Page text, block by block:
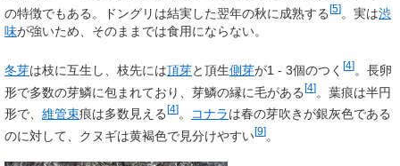
の特徴でもある。ドングリは結実した翌年の秋に成熟する[5]。実は渋
味が強いため、そのままでは食用にならない。
冬芽は枝に互生し、枝先には頂芽と頂生側芽が1 - 3個のつく [4]。長卵
形で多数の芽鱗に包まれており、芽鱗の縁に毛がある[4]。葉痕は半円
形で、 維管束痕は多数見える [4] 。 コナラは春の芽吹きが銀灰色である
のに対して、クヌギは黄褐色で見分けやすい[9]。